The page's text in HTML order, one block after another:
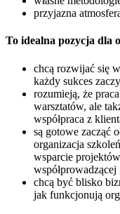
przyjazna
To idealna pozycja dla
chcą rozwijać się
każdy sukces
rozumieją, że
warsztatów, ale
współpraca z
są gotowe zacząć
organizacja
wsparcie
chcą być blisko
jak funkcjonują